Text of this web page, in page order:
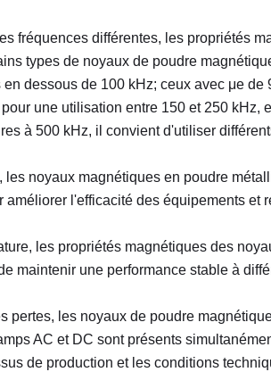
fréquences différentes, les propriétés
types de noyaux de poudre
dessous de 100 kHz; ceux avec μe de
une utilisation entre 150 et 250 kHz,
à 500 kHz, il convient d'utiliser
noyaux magnétiques en poudre
l'efficacité des équipements et
les propriétés magnétiques des
maintenir une performance stable à
pertes, les noyaux de poudre
AC et DC sont présents
de production et les conditions